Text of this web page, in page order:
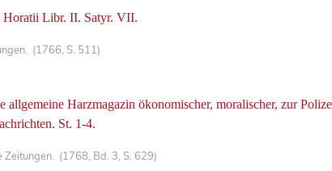
Horatii Libr. II. Satyr. VII.
(1766, S. 511)
allgemeine Harzmagazin ökonomischer, moralischer, zur
St. 1-4.
Zeitungen. (1768, Bd. 3, S. 629)